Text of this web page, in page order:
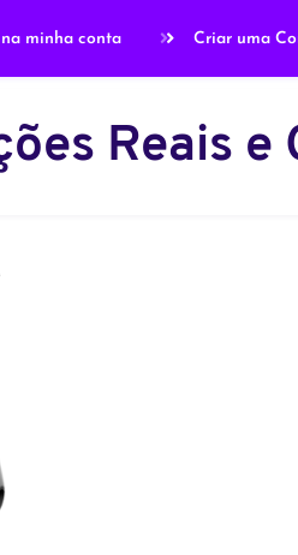
minha conta Criar uma
Reais e